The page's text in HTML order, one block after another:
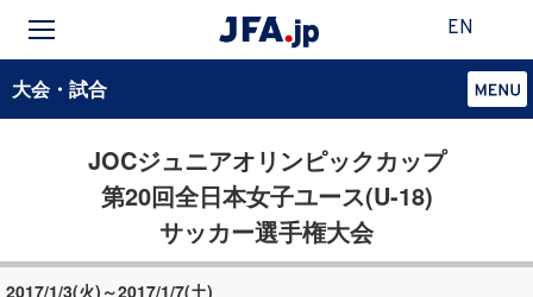
EN
大会・試合
JOCジュニアオリンピックカップ
第20回全日本女子ユース(U-18)
サッカー選手権大会
2017/1/3(火)～2017/1/7(土)